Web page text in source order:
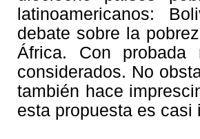
latinoamericanos:
debate sobre la
África. Con probada
considerados. No
también hace
esta propuesta es casi